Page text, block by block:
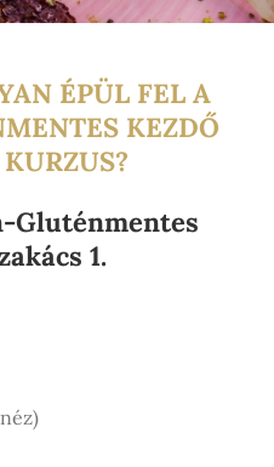
ÉPÜL FEL A
KEZDŐ
Gluténmentes
1.